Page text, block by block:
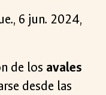
., 6 jun. 2024,
de los avales
desde las